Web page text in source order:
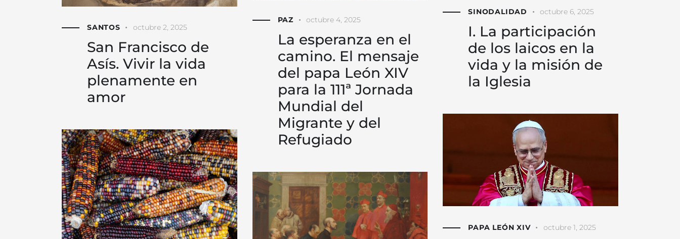
SINODALIDAD octubre 6, 2025
I. La participación
de los laicos en la
vida y la misión de
la Iglesia
PAZ octubre 4, 2025
La esperanza en el
camino. El mensaje
del papa León XIV
para la 111ª Jornada
Mundial del
Migrante y del
Refugiado
SANTOS octubre 2, 2025
San Francisco de
Asís. Vivir la vida
plenamente en
amor
PAPA LEÓN XIV octubre 1, 2025